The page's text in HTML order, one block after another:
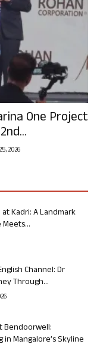
One Project
2026
at Kadri: A Landmark
Channel: Dr
Through...
Bendoorwell:
Mangalore’s Skyline